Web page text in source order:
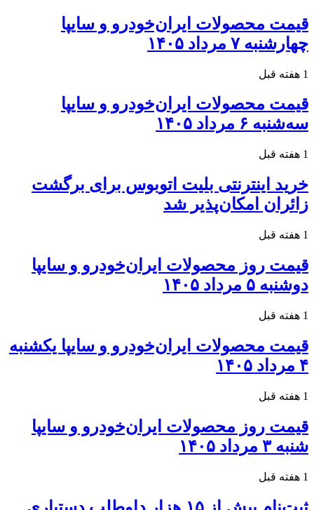
قیمت محصولات ایران‌خودرو و سایپا
چهارشنبه ۷ مرداد ۱۴۰۵
1 هفته قبل
قیمت محصولات ایران‌خودرو و سایپا
سه‌شنبه ۶ مرداد ۱۴۰۵
1 هفته قبل
خرید اینترنتی بلیت اتوبوس برای برگشت
زائران امکان‌پذیر شد
1 هفته قبل
قیمت روز محصولات ایران‌خودرو و سایپا
دوشنبه ۵ مرداد ۱۴۰۵
1 هفته قبل
قیمت محصولات ایران‌خودرو و سایپا یکشنبه
۴ مرداد ۱۴۰۵
1 هفته قبل
قیمت روز محصولات ایران‌خودرو و سایپا
شنبه ۳ مرداد ۱۴۰۵
1 هفته قبل